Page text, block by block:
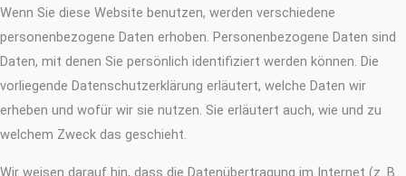
Wenn Sie diese Website benutzen, werden verschiedene
personenbezogene Daten erhoben. Personenbezogene Daten sind
Daten, mit denen Sie persönlich identifiziert werden können. Die
vorliegende Datenschutzerklärung erläutert, welche Daten wir
erheben und wofür wir sie nutzen. Sie erläutert auch, wie und zu
welchem Zweck das geschieht.
Wir weisen darauf hin, dass die Datenübertragung im Internet (z. B.